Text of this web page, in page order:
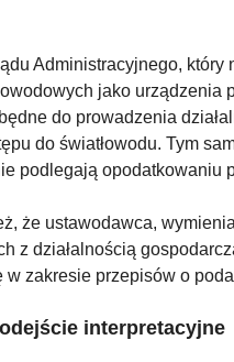
Administracyjnego,
jako urządzenia
do prowadzenia
do światłowodu. Tym
podlegają opodatkowaniu
że ustawodawca,
z działalnością
zakresie przepisów o
interpretacyjne